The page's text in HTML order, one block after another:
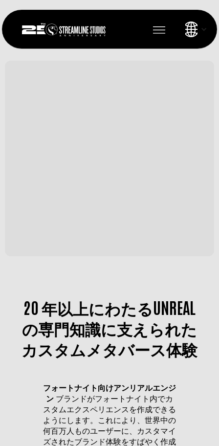
20 年以上にわたるUNREAL
の専門知識に支えられた
カスタムメタバース体験
フォートナイト向けアンリアルエンジ
ンブランドがフォートナイト内でカ
スタムエクスペリエンスを作成できる
ようにします。これにより、世界中の
何百万人ものユーザーに、カスタマイ
ズされたブランド体験をすばやく作成